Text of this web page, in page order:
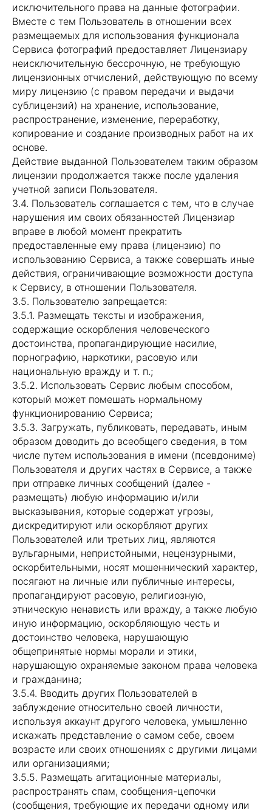
исключительного права на данные фотографии.
Вместе с тем Пользователь в отношении всех
размещаемых для использования функционала
Сервиса фотографий предоставляет Лицензиару
неисключительную бессрочную, не требующую
лицензионных отчислений, действующую по всему
миру лицензию (с правом передачи и выдачи
сублицензий) на хранение, использование,
распространение, изменение, переработку,
копирование и создание производных работ на их
основе.
Действие выданной Пользователем таким образом
лицензии продолжается также после удаления
учетной записи Пользователя.
3.4. Пользователь соглашается с тем, что в случае
нарушения им своих обязанностей Лицензиар
вправе в любой момент прекратить
предоставленные ему права (лицензию) по
использованию Сервиса, а также совершать иные
действия, ограничивающие возможности доступа
к Сервису, в отношении Пользователя.
3.5. Пользователю запрещается:
3.5.1. Размещать тексты и изображения,
содержащие оскорбления человеческого
достоинства, пропагандирующие насилие,
порнографию, наркотики, расовую или
национальную вражду и т. п.;
3.5.2. Использовать Сервис любым способом,
который может помешать нормальному
функционированию Сервиса;
3.5.3. Загружать, публиковать, передавать, иным
образом доводить до всеобщего сведения, в том
числе путем использования в имени (псевдониме)
Пользователя и других частях в Сервисе, а также
при отправке личных сообщений (далее -
размещать) любую информацию и/или
высказывания, которые содержат угрозы,
дискредитируют или оскорбляют других
Пользователей или третьих лиц, являются
вульгарными, непристойными, нецензурными,
оскорбительными, носят мошеннический характер,
посягают на личные или публичные интересы,
пропагандируют расовую, религиозную,
этническую ненависть или вражду, а также любую
иную информацию, оскорбляющую честь и
достоинство человека, нарушающую
общепринятые нормы морали и этики,
нарушающую охраняемые законом права человека
и гражданина;
3.5.4. Вводить других Пользователей в
заблуждение относительно своей личности,
используя аккаунт другого человека, умышленно
искажать представление о самом себе, своем
возрасте или своих отношениях с другими лицами
или организациями;
3.5.5. Размещать агитационные материалы,
распространять спам, сообщения-цепочки
(сообщения, требующие их передачи одному или